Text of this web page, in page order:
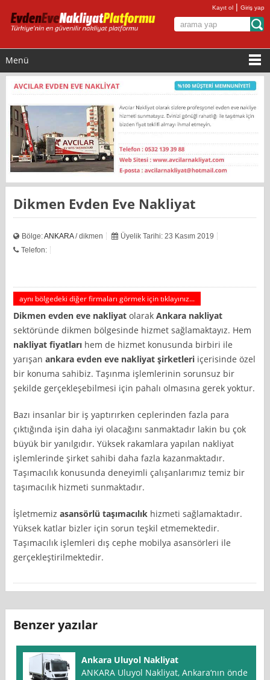
Kayıt ol |Giriş yap
Menü
Dikmen Evden Eve Nakliyat
Bölge:ANKARA/ dikmen
Üyelik Tarihi: 23 Kasım 2019
Telefon:
aynı bölgedeki diğer firmaları görmek için tıklayınız...
Dikmen evden eve nakliyat olarakAnkara nakliyat
sektöründe dikmen bölgesinde hizmet sağlamaktayız. Hem
nakliyat fiyatları hem de hizmet konusunda birbiri ile
yarışanankara evden eve nakliyat şirketleri içerisinde özel
bir konuma sahibiz. Taşınma işlemlerinin sorunsuz bir
şekilde gerçekleşebilmesi için pahalı olmasına gerek yoktur.
Bazı insanlar bir iş yaptırırken ceplerinden fazla para
çıktığında işin daha iyi olacağını sanmaktadır lakin bu çok
büyük bir yanılgıdır. Yüksek rakamlara yapılan nakliyat
işlemlerinde şirket sahibi daha fazla kazanmaktadır.
Taşımacılık konusunda deneyimli çalışanlarımız temiz bir
taşımacılık hizmeti sunmaktadır.
İşletmemizasansörlü taşımacılık hizmeti sağlamaktadır.
Yüksek katlar bizler için sorun teşkil etmemektedir.
Taşımacılık işlemleri dış cephe mobilya asansörleri ile
gerçekleştirilmektedir.
Benzer yazılar
Ankara Uluyol Nakliyat
ANKARA Uluyol Nakliyat, Ankara‘nın önde